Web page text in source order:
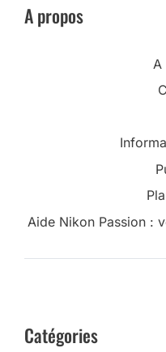
A propos
A
Aide Nikon Passion :
Catégories